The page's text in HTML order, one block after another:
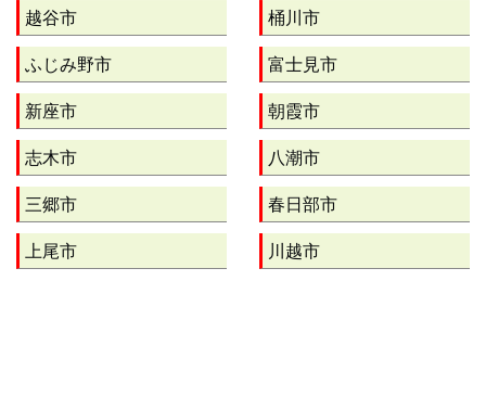
越谷市 桶川市
ふじみ野市 富士見市
新座市 朝霞市
志木市 八潮市
三郷市 春日部市
上尾市 川越市